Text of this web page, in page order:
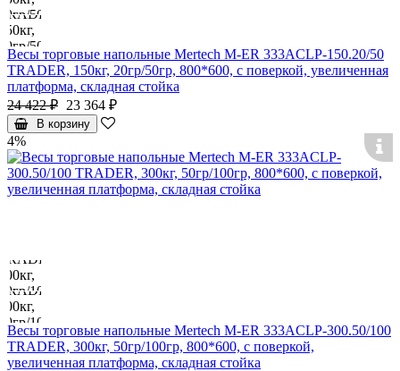
Весы торговые напольные Mertech M-ER 333ACLP-150.20/50
TRADER, 150кг, 20гр/50гр, 800*600, с поверкой, увеличенная
платформа, складная стойка
24 422 ₽ 23 364 ₽
В корзину
4%
Весы торговые напольные Mertech M-ER 333ACLP-300.50/100
TRADER, 300кг, 50гр/100гр, 800*600, с поверкой,
увеличенная платформа, складная стойка